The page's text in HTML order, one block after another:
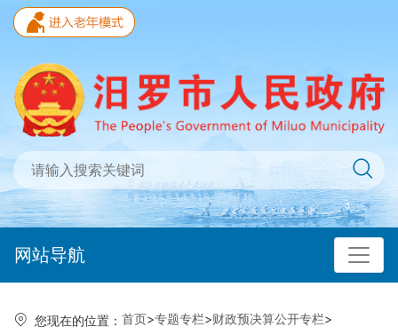
网站导航
您现在的位置： 首页>专题专栏>财政预决算公开专栏>